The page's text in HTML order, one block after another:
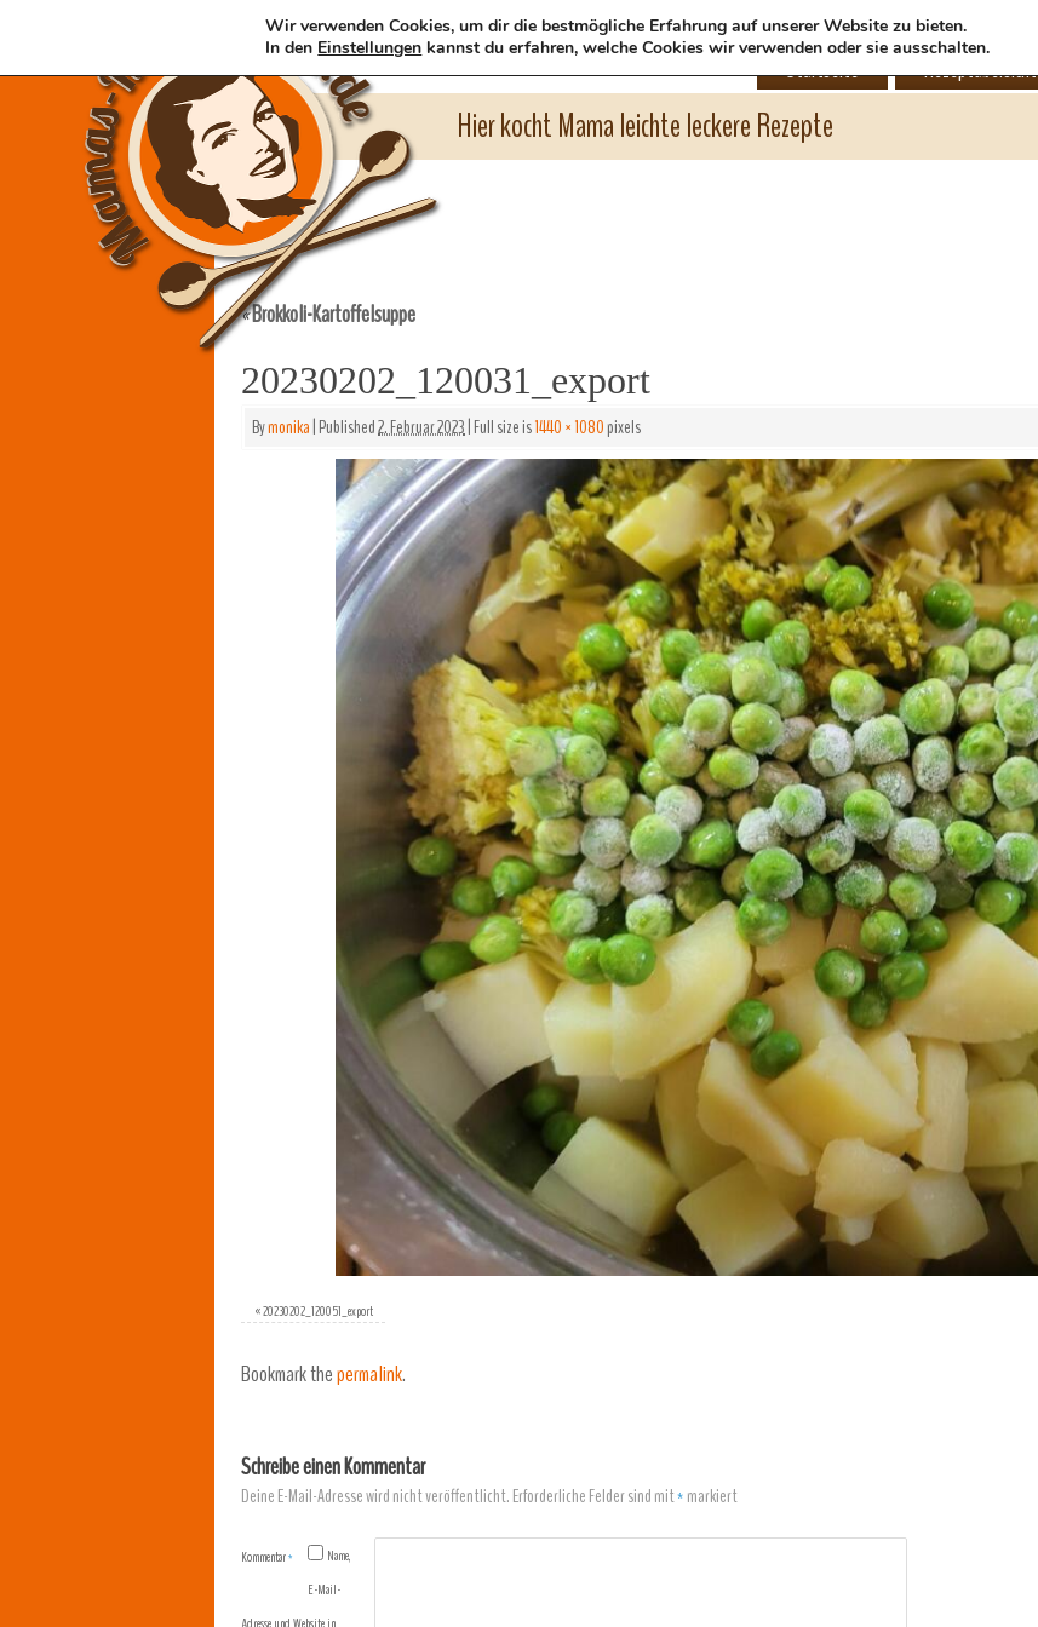
Hier kocht Mama leichte leckere Rezepte
Startseite Rezeptübersicht
«Brokkoli-Kartoffelsuppe
20230202_120031_export
Bymonika|Published2. Februar 2023|Full size is1440 × 1080pixels
«20230202_120051_export
Bookmark thepermalink.
Schreibe einen Kommentar
Deine E-Mail-Adresse wird nicht veröffentlicht.Erforderliche Felder sind mit*markiert
Kommentar*
Name,
E-Mail-
Wir verwenden Cookies, um dir die bestmögliche Erfahrung auf unserer Website zu bieten.
In den Einstellungen kannst du erfahren, welche Cookies wir verwenden oder sie ausschalten.